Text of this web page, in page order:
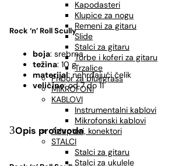
Kapodasteri
Klupice za nogu
Remeni za gitaru
Slide
Stalci za gitaru
Torbe i koferi za gitaru
Trzalice
Pribor za bluegrass
MIKROFONI
KABLOVI
Instrumentalni kablovi
Mikrofonski kablovi
Adapteri, konektori
STALCI
Stalci za gitaru
Stalci za ukulele
Rock ‘n’ RollScully
boja: srebrna
težina: 10 g
materijal: nehrđajući čelik
veličine: od 7 do 11
Opis proizvoda